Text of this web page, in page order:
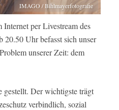
IMAGO / Bihlmayerfotografie
per Livestream des
20.50 Uhr befasst sich unser
unserer Zeit: dem
gestellt. Der wichtigste trägt
verbindlich, sozial